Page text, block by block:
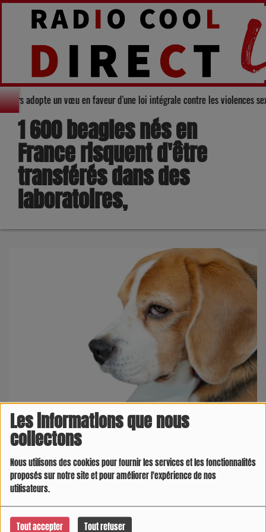
Les informations que nous
collectons
Nous utilisons des cookies pour fournir les services et les fonctionnalités
proposés sur notre site et pour améliorer l'expérience de nos
utilisateurs.
Tout accepter Tout refuser
départemental du Gers adopte un vœu en faveur d'une loi intégrale
1 600 beagles nés en
France risquent d'être
transférés dans des
laboratoires,
09 JUIN 2025 -
Des rapports de diverses organisations de défense des
droits des animaux indiquent qu'environ 1 600 beagles
nés en France risquent d'être transférés dans des
laboratoires, notamment celui d'Aptuit à Vérone, en
Italie, pour des tests sur les animaux.